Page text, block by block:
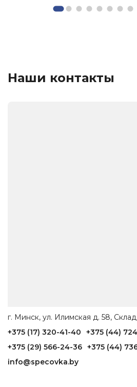
Наши контакты
г. Минск, ул. Илимская д. 58,
+375 (17) 320-41-40
+375 (44)
+375 (29) 566-24-36 +375 (44)
info@specovka.by